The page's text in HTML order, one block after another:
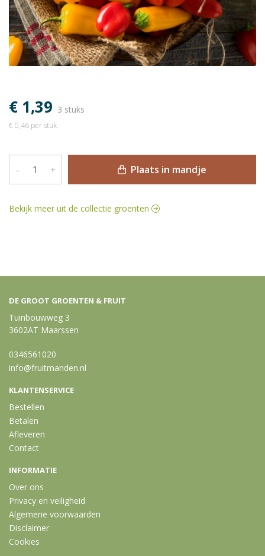
€ 1,39 3 stuks
€ 0,46 per stuk
– + Plaats in mandje
Bekijk meer uit de collectie groenten
DE GROOT GROENTEN & FRUIT
Tuinbouwweg 3
3602AT Maarssen
0346561020
info@fruitmanden.nl
KLANTENSERVICE
Bestellen
Betalen
Afleveren
Contact
INFORMATIE
Over ons
Privacy en veiligheid
Algemene voorwaarden
Disclaimer
Cookies